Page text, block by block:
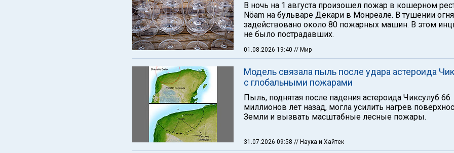
В ночь на 1 августа произошел пожар в кошерном
Nöam на бульваре Декари в Монреале. В тушении
задействовано около 80 пожарных машин. В этом
не было пострадавших.
01.08.2026 19:40 // Мир
Модель связала пыль после удара астероида
с глобальными пожарами
Пыль, поднятая после падения астероида Чиксулуб 66
миллионов лет назад, могла усилить нагрев
Земли и вызвать масштабные лесные пожары.
31.07.2026 09:58 // Наука и Хайтек